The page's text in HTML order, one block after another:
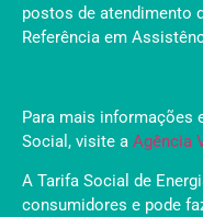
postos de atendimento
Referência em
Para mais informações
Social, visite a Agência
A Tarifa Social de
consumidores e pode